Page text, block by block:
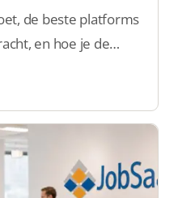
de beste platforms
en hoe je de